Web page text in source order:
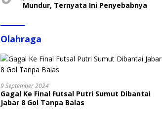
Mundur, Ternyata Ini Penyebabnya
Olahraga
9 September 2024
Gagal Ke Final Futsal Putri Sumut Dibantai
Jabar 8 Gol Tanpa Balas